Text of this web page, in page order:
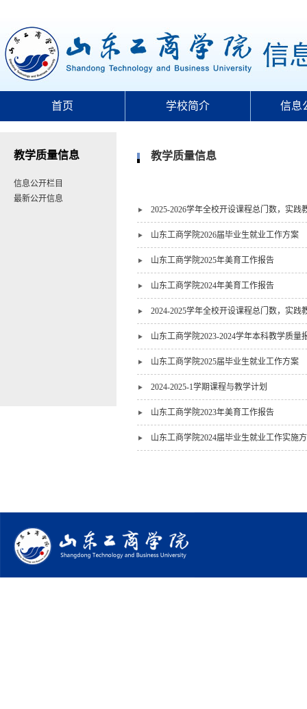
首页 学校简介 信息
教学质量信息
信息公开栏目
最新公开信息
教学质量信息
2025-2026学年全校开设课程总门数，实
山东工商学院2026届毕业生就业工作方案
山东工商学院2025年美育工作报告
山东工商学院2024年美育工作报告
2024-2025学年全校开设课程总门数，实
山东工商学院2023-2024学年本科教学质量
山东工商学院2025届毕业生就业工作方案
2024-2025-1学期课程与教学计划
山东工商学院2023年美育工作报告
山东工商学院2024届毕业生就业工作实施